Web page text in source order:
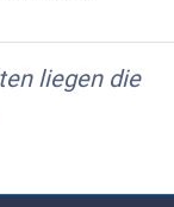
liegen die